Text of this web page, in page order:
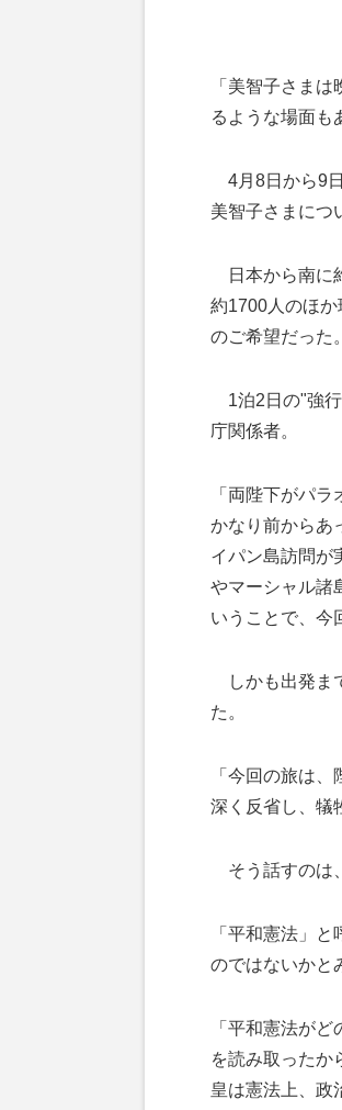
「美智子さま
るような場面も
4月8日から9
美智子さまにつ
日本から南に
約1700人のほ
のご希望だった。
1泊2日の"強行
庁関係者。
「両陛下がパ
かなり前からあ
イパン島訪問が
やマーシャル諸
いうことで、今
しかも出発ま
た。
「今回の旅は
深く反省し、犠
そう話すのは
「平和憲法」
のではないかと
「平和憲法が
を読み取ったか
皇は憲法上、政